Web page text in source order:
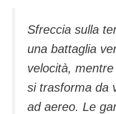
Sfreccia sulla
una battaglia
velocità,
si trasforma da
ad aereo. Le